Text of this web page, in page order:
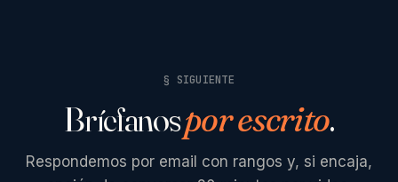
§ SIGUIENTE
Bríefanospor escrito.
Respondemos por email con rangos y, si encaja,